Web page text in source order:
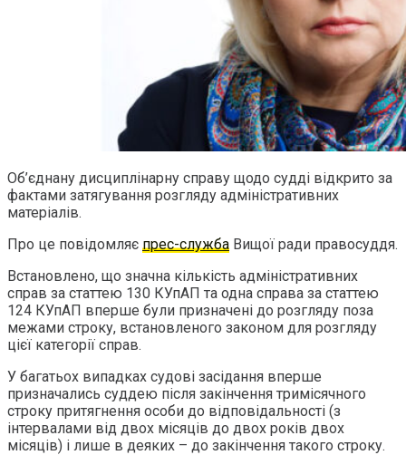
Об’єднану дисциплінарну справу щодо судді відкрито за
фактами затягування розгляду адміністративних
матеріалів.
Про це повідомляє прес-служба Вищої ради правосуддя.
Встановлено, що значна кількість адміністративних
справ за статтею 130 КУпАП та одна справа за статтею
124 КУпАП вперше були призначені до розгляду поза
межами строку, встановленого законом для розгляду
цієї категорії справ.
У багатьох випадках судові засідання вперше
призначались суддею після закінчення тримісячного
строку притягнення особи до відповідальності (з
інтервалами від двох місяців до двох років двох
місяців) і лише в деяких – до закінчення такого строку.